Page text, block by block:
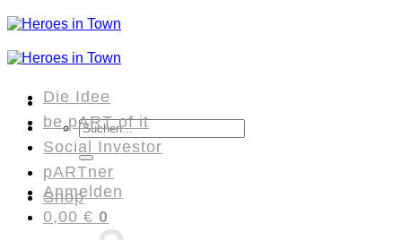
Zum
Inhalt
Suchen
nach:
Anmelden
0,00 € 0
Die Idee
be pART of it
Social Investor
pARTner
Shop